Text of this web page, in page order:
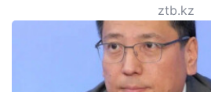
ztb.kz